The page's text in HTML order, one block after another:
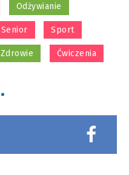
Odżywianie
Senior Sport
Zdrowie Ćwiczenia